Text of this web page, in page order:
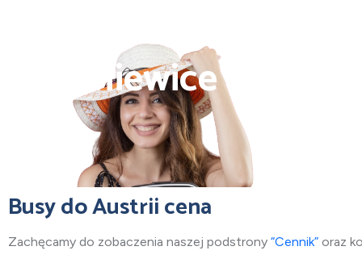
Busy do Austrii z
Skierniewice
Busy do Austrii cena
Zachęcamy do zobaczenia naszej podstrony “Cennik” oraz